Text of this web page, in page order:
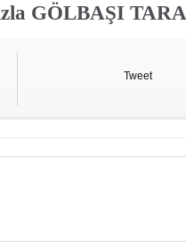
GÖLBAŞI
Tweet